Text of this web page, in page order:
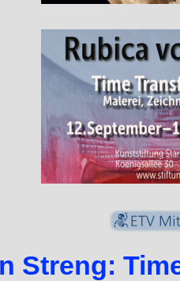
Streng: